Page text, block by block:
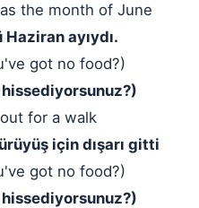
the month of June
ayıydı.
got no food?)
for a walk
için dışarı gitti
got no food?)